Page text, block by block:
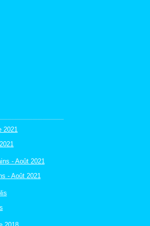
- Août 2021